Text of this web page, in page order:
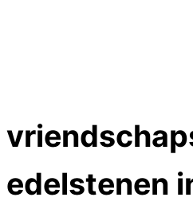
edelstenen